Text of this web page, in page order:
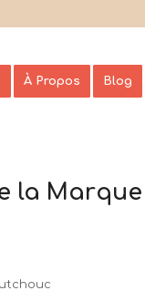
À Propos Blog
la